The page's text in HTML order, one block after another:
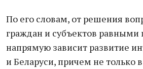
По его словам, от решения
граждан и субъектов равными
напрямую зависит развитие
и Беларуси, причем не только